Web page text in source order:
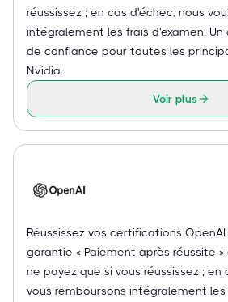
réussissez ; en cas d'échec, nous
intégralement les frais d'examen.
de confiance pour toutes les
Nvidia.
Voir plus
Réussissez vos certifications
garantie « Paiement après réussite »
ne payez que si vous réussissez ; en
vous remboursons intégralement les